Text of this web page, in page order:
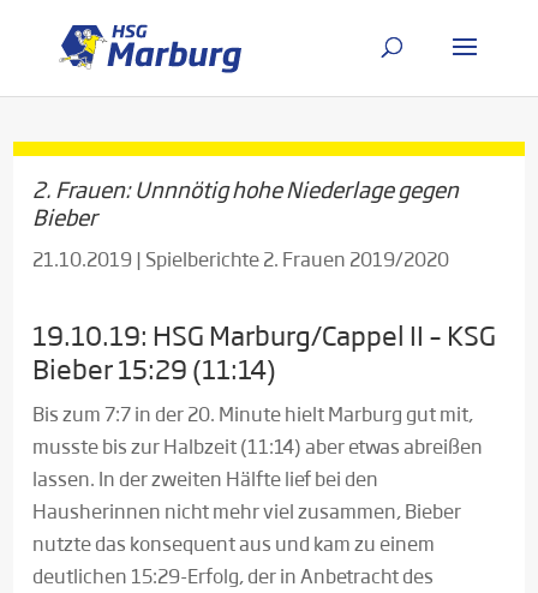
2. Frauen: Unnnötig hohe Niederlage gegen
Bieber
21.10.2019| Spielberichte 2. Frauen 2019/2020
19.10.19: HSG Marburg/Cappel II – KSG
Bieber 15:29 (11:14)
Bis zum 7:7 in der 20. Minute hielt Marburg gut mit,
musste bis zur Halbzeit (11:14) aber etwas abreißen
lassen. In der zweiten Hälfte lief bei den
Hausherinnen nicht mehr viel zusammen, Bieber
nutzte das konsequent aus und kam zu einem
deutlichen 15:29-Erfolg, der in Anbetracht des